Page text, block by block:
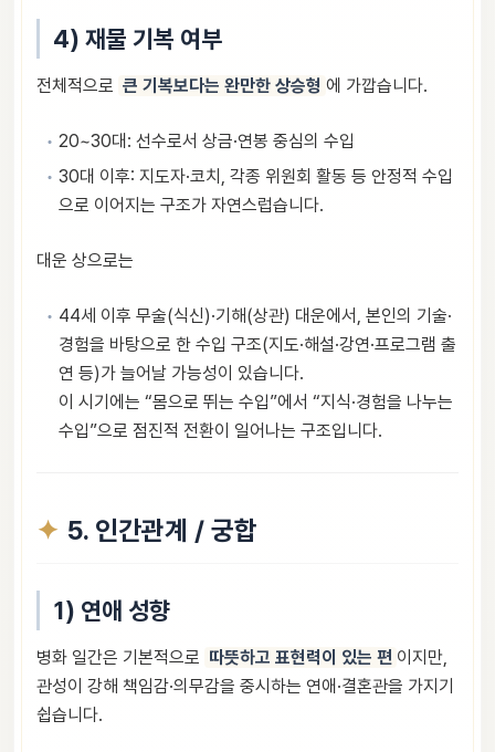
4) 재물 기복 여부
전체적으로 큰 기복보다는 완만한 상승형 에 가깝습니다.
20~30대: 선수로서 상금·연봉 중심의 수입
30대 이후: 지도자·코치, 각종 위원회 활동 등 안정적 수입
으로 이어지는 구조가 자연스럽습니다.
대운 상으로는
44세 이후 무술(식신)·기해(상관) 대운에서, 본인의 기술·
경험을 바탕으로 한 수입 구조(지도·해설·강연·프로그램 출
연 등)가 늘어날 가능성이 있습니다.
이 시기에는 “몸으로 뛰는 수입”에서 “지식·경험을 나누는
수입”으로 점진적 전환이 일어나는 구조입니다.
5. 인간관계 / 궁합
1) 연애 성향
병화 일간은 기본적으로 따뜻하고 표현력이 있는 편 이지만,
관성이 강해 책임감·의무감을 중시하는 연애·결혼관을 가지기
쉽습니다.